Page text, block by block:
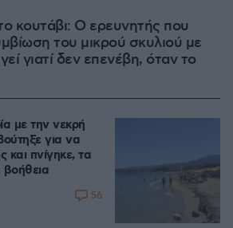
κουτάβι: Ο ερευνητής που
του μικρού σκυλιού με
γιατί δεν επενέβη, όταν το
με την νεκρή
για να
και πνίγηκε, τα
56